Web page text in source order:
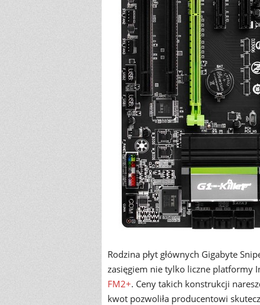
Rodzina płyt głównych Gigabyte
zasięgiem nie tylko liczne platformy
FM2+. Ceny takich konstrukcji
kwot pozwoliła producentowi